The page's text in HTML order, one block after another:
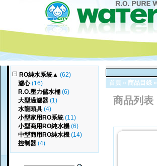
RO純水系統▲ (62)
濾心(16)
R.O.壓力儲水桶 (6)
大型過濾器 (1)
水龍頭具 (4)
小型家用RO系統(11)
小型商用RO純水機 (6)
中型商用RO純水機 (14)
控制器 (4)
首頁 » 商品目錄 »
商品列表